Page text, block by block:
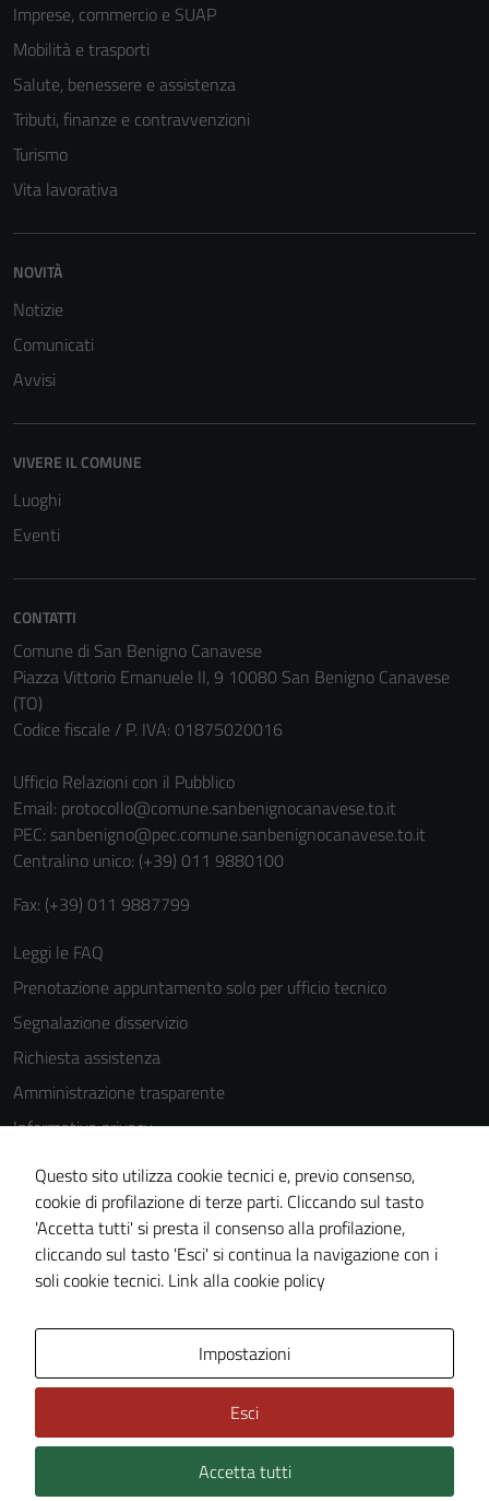
Imprese, commercio e SUAP
Mobilità e trasporti
Salute, benessere e assistenza
Tributi, finanze e contravvenzioni
Turismo
Vita lavorativa
NOVITÀ
Notizie
Comunicati
Avvisi
VIVERE IL COMUNE
Luoghi
Eventi
CONTATTI
Comune di San Benigno Canavese
Piazza Vittorio Emanuele II, 9 10080 San Benigno Canavese
(TO)
Codice fiscale / P. IVA: 01875020016
Ufficio Relazioni con il Pubblico
Email: protocollo@comune.sanbenignocanavese.to.it
PEC: sanbenigno@pec.comune.sanbenignocanavese.to.it
Centralino unico: (+39) 011 9880100
Fax: (+39) 011 9887799
Leggi le FAQ
Prenotazione appuntamento solo per ufficio tecnico
Segnalazione disservizio
Richiesta assistenza
Amministrazione trasparente
Informativa privacy
Cookie Policy
Note legali
Dichiarazione di accessibilità
Piano di miglioramento del sito
Technical Design s.r.l.
Questo sito utilizza cookie tecnici e, previo consenso,
cookie di profilazione di terze parti. Cliccando sul tasto
'Accetta tutti' si presta il consenso alla profilazione,
cliccando sul tasto 'Esci' si continua la navigazione con i
soli cookie tecnici. Link alla cookie policy
Impostazioni
Esci
Accetta tutti
Tecnici
Questi cookie
sono necessari
essere